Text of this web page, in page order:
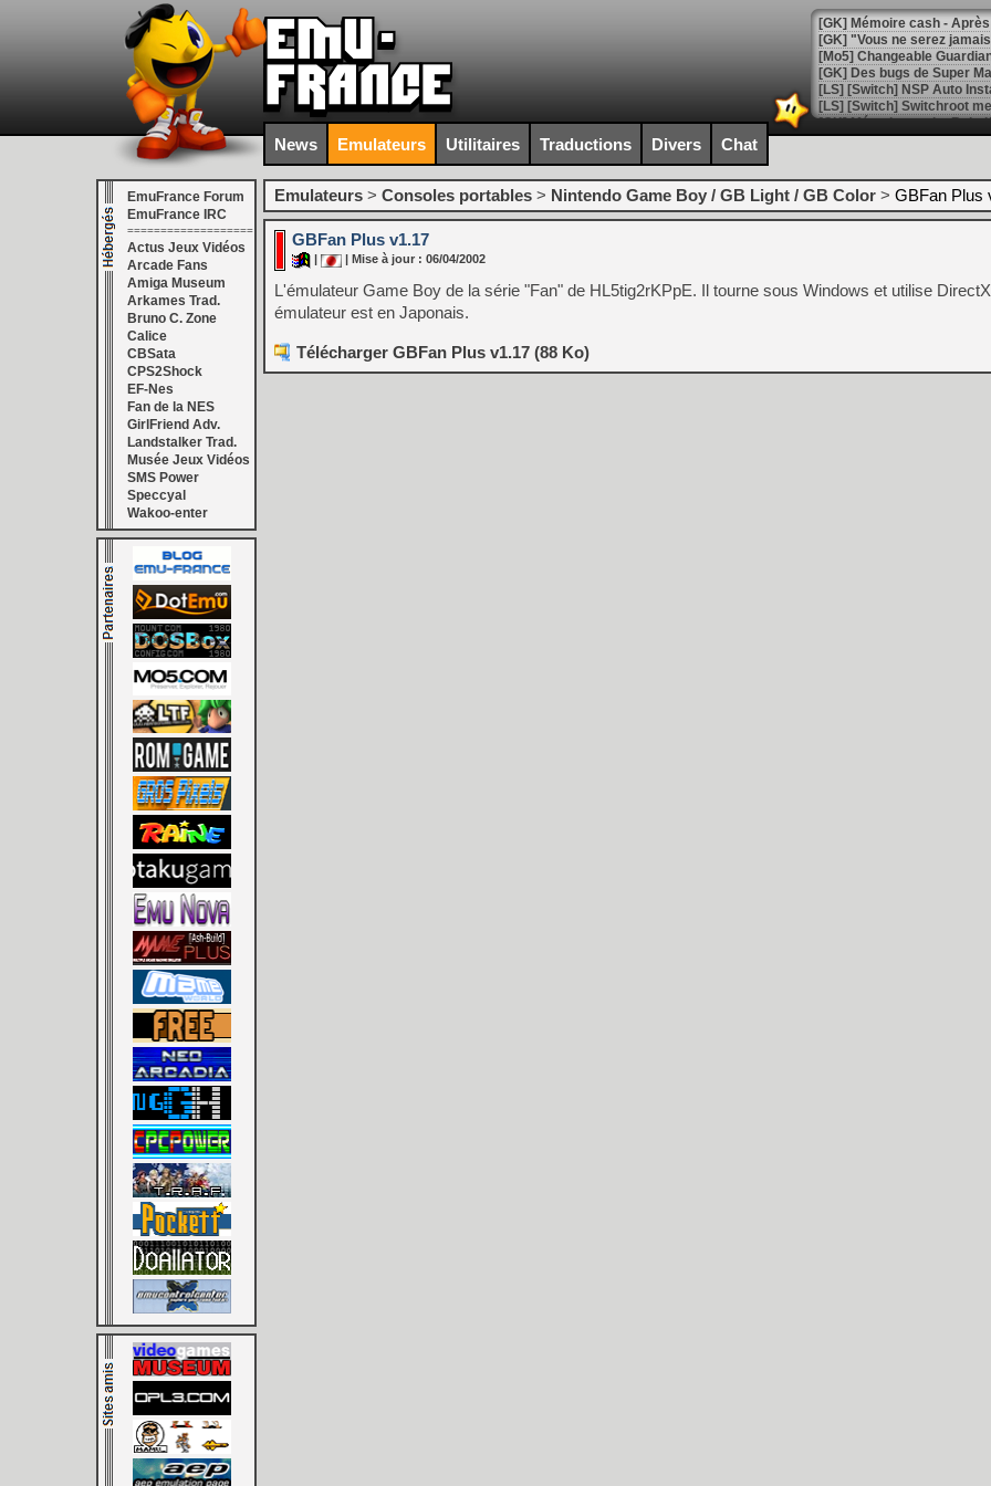
[GK] Mémoire cash -
[GK] "Vous ne serez
[Mo5] Changeable
[GK] Des bugs de Super
[LS] [Switch] NSP Auto
[GK] La saga horrifique
[GK] Le portage de Super
[Mo5] Le jeu de course
[GK] Guillermo del Toro
[GK] Mistfall Hunter : déjà
[GK] Wo Long 2 évolue
[GK] Crossfire : un TPS à
[LS] [PS5] Premiers
[Mo5] DOOM arrive en
[GK] Bethesda fête les 30
[GK] Roblox : l'action en
[GK] Agenda - GeForce
[LS] [PS5] ps5-y2jb-
[GK] Pourquoi Marvel
[GK] Test : Restory : Chill
[GK] GTA 6 : Rockstar
[GK] Hot Wheels Infinite
[GK] Mémoire cash -
[GK] Résultats Nintendo :
[GK] Dans ce jeu de
News Emulateurs Utilitaires Traductions Divers Chat
EmuFrance Forum
EmuFrance IRC
===================
Actus Jeux Vidéos
Arcade Fans
Amiga Museum
Arkames Trad.
Bruno C. Zone
Calice
CBSata
CPS2Shock
EF-Nes
Fan de la NES
GirlFriend Adv.
Landstalker Trad.
Musée Jeux Vidéos
SMS Power
Speccyal
Wakoo-enter
Emulateurs > Consoles portables > Nintendo Game Boy / GB Light / GB Color > GBFan Plus
GBFan Plus v1.17
| Mise à jour : 06/04/2002
L'émulateur Game Boy de la série "Fan" de HL5tig2rKPpE. Il tourne sous Windows et utilise
émulateur est en Japonais.
Télécharger GBFan Plus v1.17 (88 Ko)